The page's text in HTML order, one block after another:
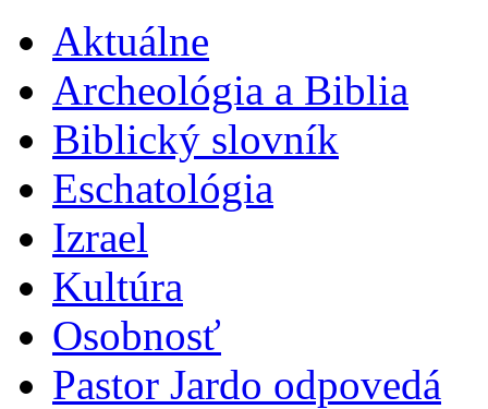
Aktuálne
Archeológia a Biblia
Biblický slovník
Eschatológia
Izrael
Kultúra
Osobnosť
Pastor Jardo odpovedá